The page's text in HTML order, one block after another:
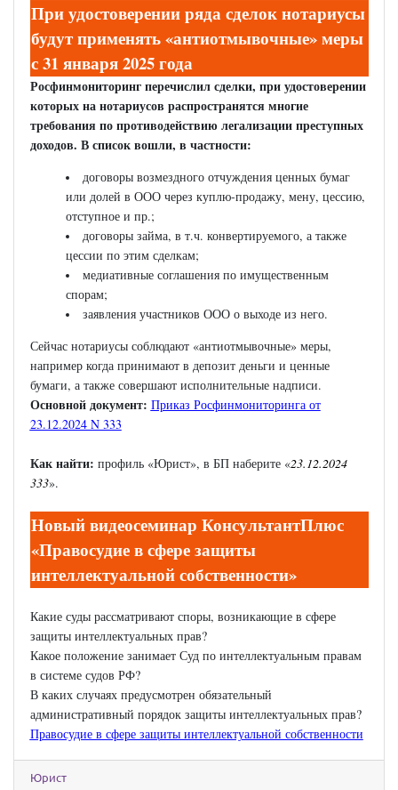
При удостоверении ряда сделок нотариусы
будут применять «антиотмывочные» меры
с 31 января 2025 года
Росфинмониторинг перечислил сделки, при удостоверении
которых на нотариусов распространятся многие
требования по противодействию легализации преступных
доходов. В список вошли, в частности:
договоры возмездного отчуждения ценных бумаг
или долей в ООО через куплю-продажу, мену, цессию,
отступное и пр.;
договоры займа, в т.ч. конвертируемого, а также
цессии по этим сделкам;
медиативные соглашения по имущественным
спорам;
заявления участников ООО о выходе из него.
Сейчас нотариусы соблюдают «антиотмывочные» меры,
например когда принимают в депозит деньги и ценные
бумаги, а также совершают исполнительные надписи.
Основной документ: Приказ Росфинмониторинга от
23.12.2024 N 333
Как найти: профиль «Юрист», в БП наберите «23.12.2024
333».
Новый видеосеминар КонсультантПлюс
«Правосудие в сфере защиты
интеллектуальной собственности»
Какие суды рассматривают споры, возникающие в сфере
защиты интеллектуальных прав?
Какое положение занимает Суд по интеллектуальным правам
в системе судов РФ?
В каких случаях предусмотрен обязательный
административный порядок защиты интеллектуальных прав?
Правосудие в сфере защиты интеллектуальной собственности
Юрист